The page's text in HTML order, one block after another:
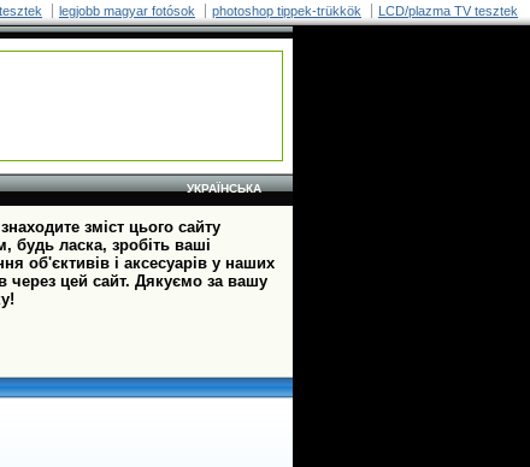
legjobb magyar fotósok photoshop tippek-trükkök LCD/plazma TV tesztek
УКРАЇНСЬКА
зміст цього сайту
будь ласка, зробіть ваші
об'єктивів і аксесуарів у наших
через цей сайт. Дякуємо за вашу